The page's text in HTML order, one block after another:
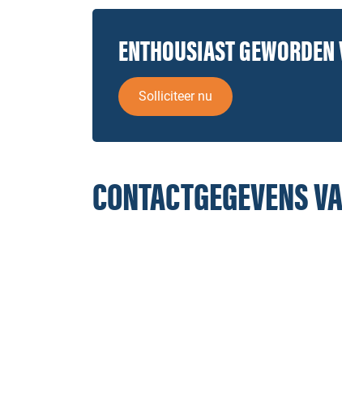
ENTHOUSIAST GEWORDEN
Solliciteer nu
CONTACTGEGEVENS